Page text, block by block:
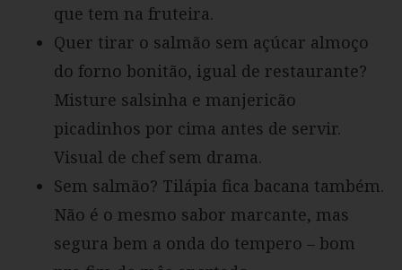
que tem na fruteira.
Quer tirar o salmão sem açúcar almoço
do forno bonitão, igual de restaurante?
Misture salsinha e manjericão
picadinhos por cima antes de servir.
Visual de chef sem drama.
Sem salmão? Tilápia fica bacana também.
Não é o mesmo sabor marcante, mas
segura bem a onda do tempero – bom